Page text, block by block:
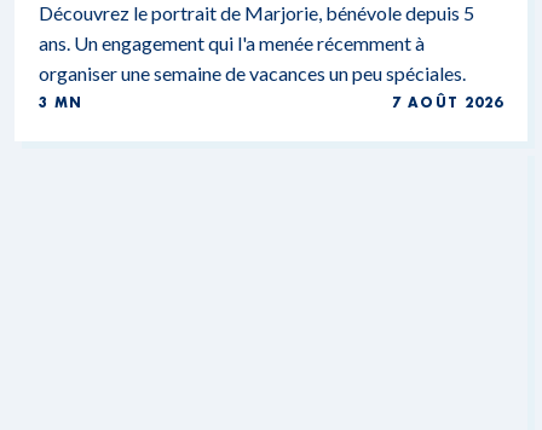
Découvrez le portrait de Marjorie, bénévole depuis 5
ans. Un engagement qui l'a menée récemment à
organiser une semaine de vacances un peu spéciales.
3 MN 7 AOÛT 2026